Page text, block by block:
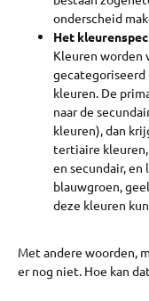
onderscheid
Het
Kleuren worden
kleuren. De
naar de
kleuren), dan
tertiaire
en secundair,
blauwgroen,
deze kleuren
Met andere woorden,
er nog niet. Hoe kan